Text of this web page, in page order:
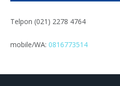
Telpon (021) 2278 4764
mobile/WA: 0816773514